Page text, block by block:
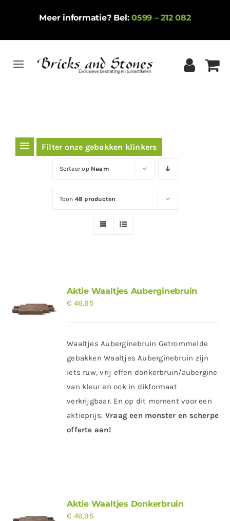
Meer informatie? Bel:0599 – 212 082
Toggle
Keramische tegels
Sorteer op Naam
Toon 48 producten
Aktie Waaltjes Auberginebruin
€ 46,95
Waaltjes Auberginebruin Getrommelde
gebakken Waaltjes Auberginebruin zijn
iets ruw, vrij effen donkerbruin/aubergine
van kleur en ook in dikformaat
verkrijgbaar. En op dit moment voor een
aktieprijs. Vraag een monster en scherpe
offerte aan!
Aktie Waaltjes Donkerbruin
€ 46,95
Filter onze gebakken klinkers